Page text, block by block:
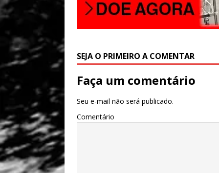
SEJA O PRIMEIRO A COMENTAR
Faça um comentário
Seu e-mail não será publicado.
Comentário